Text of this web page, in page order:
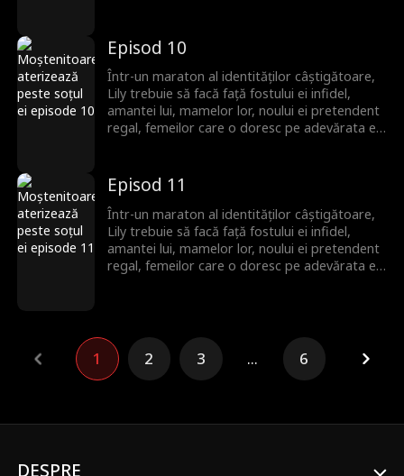
Episod 10
Într-un maraton al identităților câștigătoare,
Lily trebuie să facă față fostului ei infidel,
amantei lui, mamelor lor, noului ei pretendent
regal, femeilor care o doresc pe adevărata ei
Episod 11
Într-un maraton al identităților câștigătoare,
Lily trebuie să facă față fostului ei infidel,
amantei lui, mamelor lor, noului ei pretendent
regal, femeilor care o doresc pe adevărata ei
1 2 3 ... 6
DESPRE